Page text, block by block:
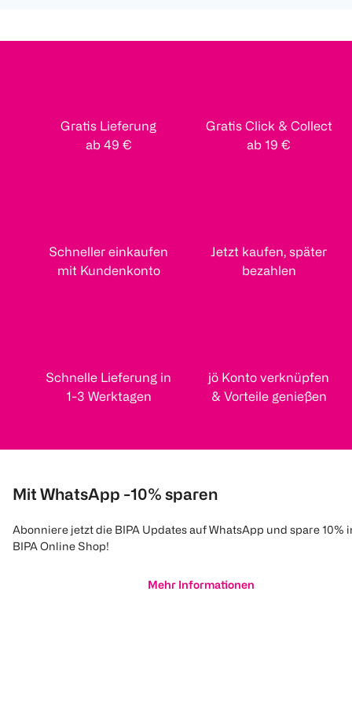
Gratis Lieferung
ab 49 €
Gratis Click & Collect
ab 19 €
Schneller einkaufen
mit Kundenkonto
Jetzt kaufen, später
bezahlen
Schnelle Lieferung in
1-3 Werktagen
jö Konto verknüpfen
& Vorteile genießen
Mit WhatsApp -10% sparen
Abonniere jetzt die BIPA Updates auf WhatsApp und spare 10%
BIPA Online Shop!
Mehr Informationen